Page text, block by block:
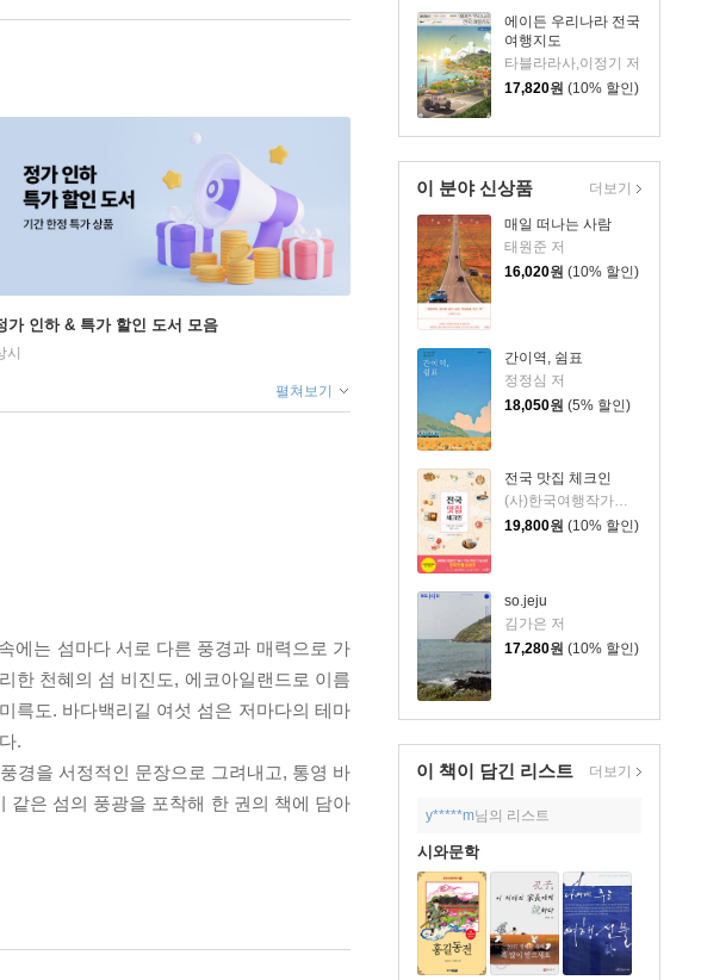
에이든 우리나라 전국
여행지도
타블라라사,이정기 저
17,820원 (10% 할인)
이 분야 신상품
매일 떠나는 사람
태원준 저
16,020원 (10% 할인)
간이역, 쉼표
정정심 저
18,050원 (5% 할인)
전국 맛집 체크인
19,800원 (10% 할인)
so.jeju
김가은 저
17,280원 (10% 할인)
더보기
이 책이 담긴 리스트 더보기
y*****m님의 리스트
시와문학
가 인하 & 특가 할인 도서 모음
시
펼쳐보기
에는 섬마다 서로 다른 풍경과 매력으로 가
한 천혜의 섬 비진도, 에코아일랜드로 이름
륵도. 바다백리길 여섯 섬은 저마다의 테마
.
경을 서정적인 문장으로 그려내고, 통영 바
같은 섬의 풍광을 포착해 한 권의 책에 담아